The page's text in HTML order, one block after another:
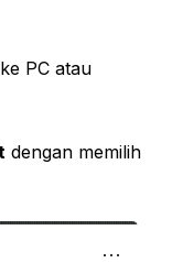
ke PC atau
dengan memilih